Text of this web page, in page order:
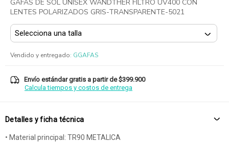
GAFAS DE SOL UNISEX WANDTHER FILTRO UV400 CON
LENTES POLARIZADOS GRIS-TRANSPARENTE-5021
Vendido y entregado: GGAFAS
Envío estándar gratis a partir de $399.900
Calcula tiempos y costos de entrega
Detalles y ficha técnica
• Material principal: TR90 METALICA